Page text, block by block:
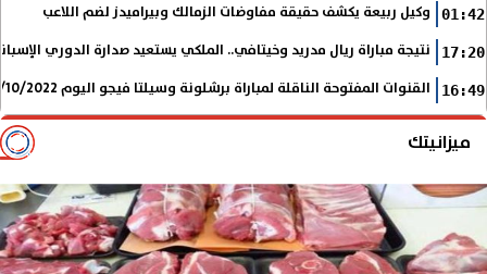
01:42 وكيل ربيعة يكشف حقيقة مفاوضات الزمالك وبيراميدز لضم اللاعب
17:20 نتيجة مباراة ريال مدريد وخيتافي.. الملكي يستعيد صدارة الدوري
16:49 القنوات المفتوحة الناقلة لمباراة برشلونة وسيلتا فيجو اليوم 9/10/2022 في الدوري الإسباني
ميزانيتك